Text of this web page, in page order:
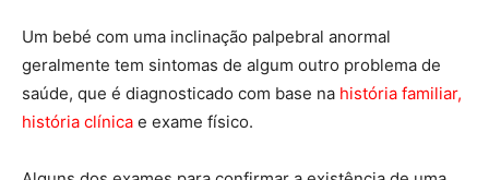
Um bebé com uma inclinação palpebral anormal
geralmente tem sintomas de algum outro problema de
saúde, que é diagnosticado com base na história familiar,
história clínica e exame físico.